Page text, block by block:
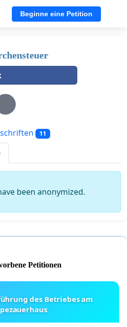
Beginne eine Petition
11
been anonymized.
Petitionen
des Betriebes am